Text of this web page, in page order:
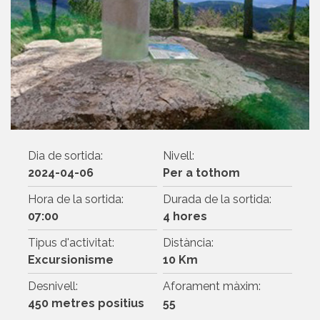
Dia de sortida:
2024-04-06
Nivell:
Per a tothom
Hora de la sortida:
07:00
Durada de la sortida:
4 hores
Tipus d'activitat:
Excursionisme
Distància:
10 Km
Desnivell:
450 metres positius
Aforament màxim:
55